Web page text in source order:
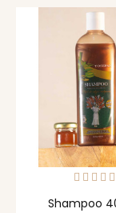
Shampoo